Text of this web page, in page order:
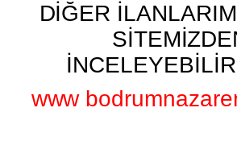
DİĞER
www